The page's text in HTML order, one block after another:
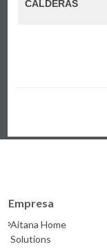
CALDERAS
Empresa
Aitana Home
Solutions